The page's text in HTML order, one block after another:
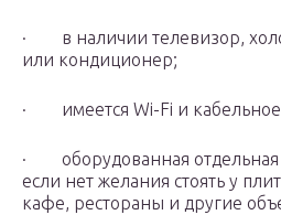
· в наличии телевизор,
или кондиционер;
· имеется Wi-Fi и
· оборудованная отдельная
если нет желания стоять у
кафе, рестораны и другие